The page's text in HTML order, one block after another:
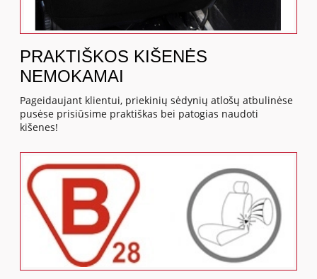
PRAKTIŠKOS KIŠENĖS
NEMOKAMAI
Pageidaujant klientui, priekinių sėdynių atlošų atbulinėse
pusėse prisiūsime praktiškas bei patogias naudoti
kišenes!